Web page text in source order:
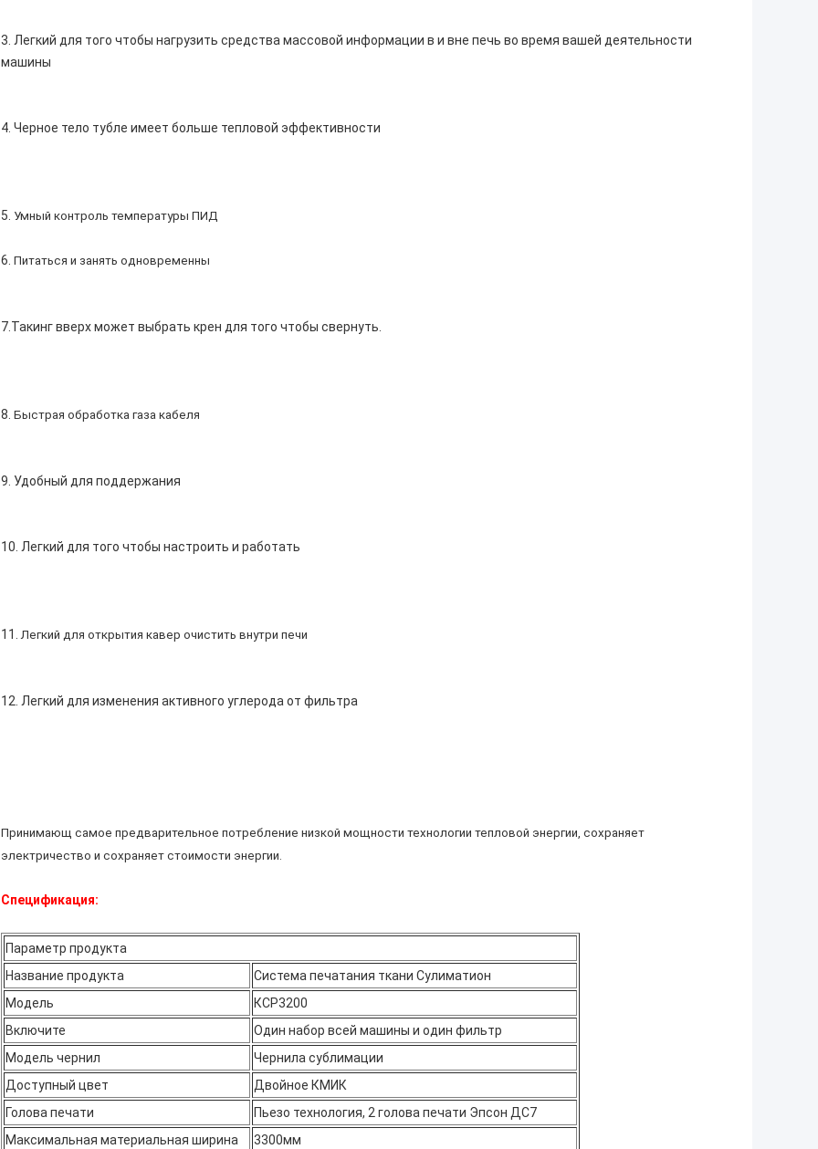
3. Легкий для того чтобы нагрузить средства массовой информации в и вне печь во время вашей деятельности
машины
4. Черное тело тубле имеет больше тепловой эффективности
5. Умный контроль температуры ПИД
6. Питаться и занять одновременны
7.Такинг вверх может выбрать крен для того чтобы свернуть.
8. Быстрая обработка газа кабеля
9. Удобный для поддержания
10. Легкий для того чтобы настроить и работать
11.Легкий для открытия кавер очистить внутри печи
12. Легкий для изменения активного углерода от фильтра
Принимающ самое предварительное потребление низкой мощности технологии тепловой энергии, сохраняет
электричество и сохраняет стоимости энергии.
Спецификация:
Параметр продукта
Название продукта
Система печатания ткани Сулиматион
Модель
КСР3200
Включите
Один набор всей машины и один фильтр
Модель чернил
Чернила сублимации
Доступный цвет
Двойное КМИК
Голова печати
Пьезо технология, 2 голова печати Эпсон ДС7
Максимальная материальная ширина
3300мм